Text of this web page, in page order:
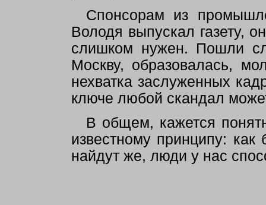
Спонсорам из
Володя выпускал газету,
слишком нужен. Пошли
Москву, образовалась,
нехватка заслуженных
ключе любой скандал
В общем, кажется
известному принципу:
найдут же, люди у нас